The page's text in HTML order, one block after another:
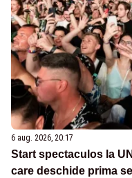
6 aug. 2026, 20:17
Start spectaculos la
care deschide prima